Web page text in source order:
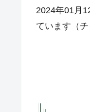
『Money1』
『Money1』
壟断
2024年01月
ています（